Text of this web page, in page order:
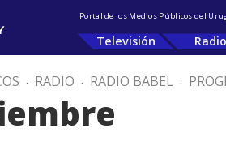
Portal de los Medios Públicos del
Televisión Radio
. RADIO . RADIO BABEL .